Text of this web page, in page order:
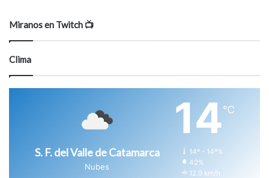
Miranos en Twitch 📺
Clima
S. F. del Valle de Catamarca
Nubes
14℃
14º - 14º%
42%
12.9 km/h